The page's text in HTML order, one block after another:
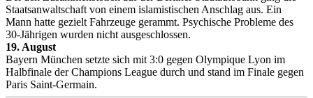
Staatsanwaltschaft von einem islamistischen Anschlag aus. Ein
Mann hatte gezielt Fahrzeuge gerammt. Psychische Probleme des
30-Jährigen wurden nicht ausgeschlossen.
19. August
Bayern München setzte sich mit 3:0 gegen Olympique Lyon im
Halbfinale der Champions League durch und stand im Finale gegen
Paris Saint-Germain.